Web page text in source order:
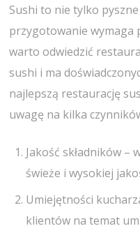
Sushi to nie tylko
przygotowanie wymaga
warto odwiedzić
sushi i ma
najlepszą restaurację
uwagę na kilka
Jakość składników –
świeże i wysokiej
Umiejętności
klientów na temat